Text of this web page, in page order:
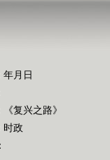
年月日
《复兴之路》
时政